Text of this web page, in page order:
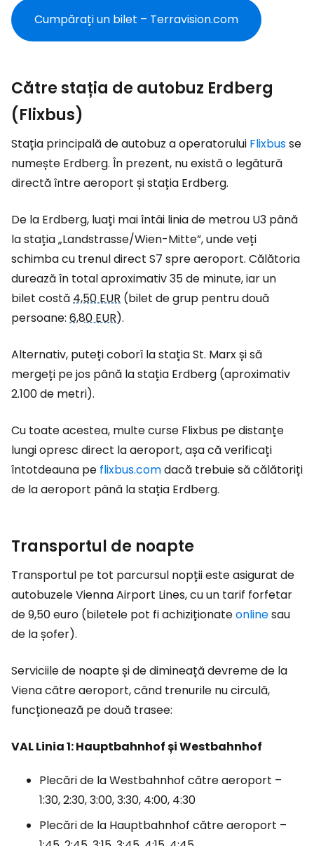
Cumpărați un bilet – Terravision.com
Către stația de autobuz Erdberg
(Flixbus)
Stația principală de autobuz a operatorului Flixbusse
numește Erdberg. În prezent, nu există o legătură
directă între aeroport și stația Erdberg.
De la Erdberg, luați mai întâi linia de metrou U3 până
la stația „Landstrasse/Wien-Mitte”, unde veți
schimba cu trenul direct S7 spre aeroport. Călătoria
durează în total aproximativ 35 de minute, iar un
bilet costă4,50 EUR (bilet de grup pentru două
persoane: 6,80 EUR).
Alternativ, puteți coborî la stația St. Marx și să
mergeți pe jos până la stația Erdberg (aproximativ
2.100 de metri).
Cu toate acestea, multe curse Flixbus pe distanțe
lungi opresc direct la aeroport, așa că verificați
întotdeauna pe flixbus.comdacă trebuie să călătoriți
de la aeroport până la stația Erdberg.
Transportul de noapte
Transportul pe tot parcursul nopții este asigurat de
autobuzele Vienna Airport Lines, cu un tarif forfetar
de 9,50 euro (biletele pot fi achiziționateonlinesau
de la șofer).
Serviciile de noapte și de dimineață devreme de la
Viena către aeroport, când trenurile nu circulă,
funcționează pe două trasee:
VAL Linia 1: Hauptbahnhof și Westbahnhof
Plecări de la Westbahnhof către aeroport –
1:30, 2:30, 3:00, 3:30, 4:00, 4:30
Plecări de la Hauptbahnhof către aeroport –